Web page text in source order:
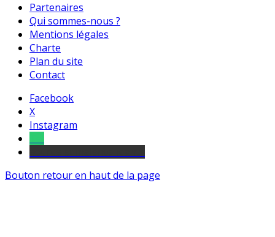
Partenaires
Qui sommes-nous ?
Mentions légales
Charte
Plan du site
Contact
Facebook
X
Instagram
Bouton retour en haut de la page